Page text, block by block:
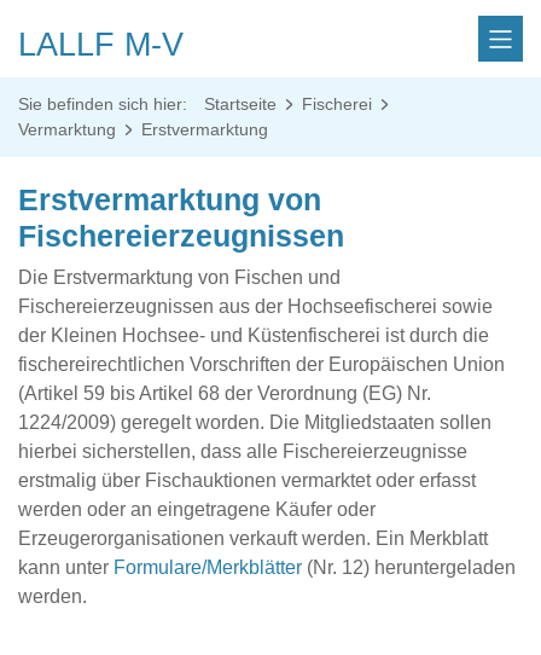
LALLF M-V
Sie befinden sich hier: Startseite
Fischerei
Vermarktung
Erstvermarktung
Erstvermarktung von
Fischereierzeugnissen
Die Erstvermarktung von Fischen und
Fischereierzeugnissen aus der Hochseefischerei sowie
der Kleinen Hochsee- und Küstenfischerei ist durch die
fischereirechtlichen Vorschriften der Europäischen Union
(Artikel 59 bis Artikel 68 der Verordnung (EG) Nr.
1224/2009) geregelt worden. Die Mitgliedstaaten sollen
hierbei sicherstellen, dass alle Fischereierzeugnisse
erstmalig über Fischauktionen vermarktet oder erfasst
werden oder an eingetragene Käufer oder
Erzeugerorganisationen verkauft werden. Ein Merkblatt
kann unter Formulare/Merkblätter (Nr. 12) heruntergeladen
werden.